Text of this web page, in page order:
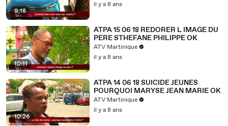
9:18
il y a 8 ans
10:11
ATPA 15 06 18 REDORER L IMAGE DU
PERE STHEFANE PHILIPPE OK
ATV Martinique
il y a 8 ans
10:26
ATPA 14 06 18 SUICIDE JEUNES
POURQUOI MARYSE JEAN MARIE OK
ATV Martinique
il y a 8 ans